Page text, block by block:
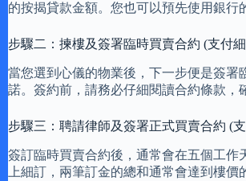
的按揭貸款金額。您也可以預先使用銀行
步驟二：揀樓及簽署臨時買賣合約 (支付
當您選到心儀的物業後，下一步便是簽
諾。簽約前，請務必仔細閱讀合約條款，
步驟三：聘請律師及簽署正式買賣合約 (
簽訂臨時買賣合約後，通常會在五個工
上細訂，兩筆訂金的總和通常會達到樓